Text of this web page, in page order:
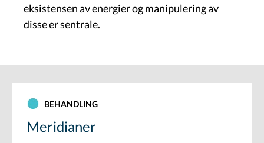
eksistensen av energier og manipulering av
disse er sentrale.
BEHANDLING
Meridianer